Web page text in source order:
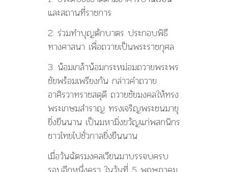
และสถานที่ราชการ
2. ร่วมทำบุญตักบาตร ประกอบพิธี
ทางศาสนา เพื่อถวายเป็นพระราชกุศล
3. น้อมเกล้าน้อมกระหม่อมถวายพระพร
ชัยพร้อมเพรียงกัน กล่าวคำถวาย
อาศิรวาทราชสดุดี ถวายชัยมงคลให้ทรง
พระเกษมสำราญ ทรงเจริญพระชนมายุ
ยิ่งยืนนาน เป็นมหามิ่งขวัญแก่พสกนิกร
ชาวไทยไปชั่วกาลยิ่งยืนนาน
เมื่อวันฉัตรมงคลเวียนมาบรรจบครบ